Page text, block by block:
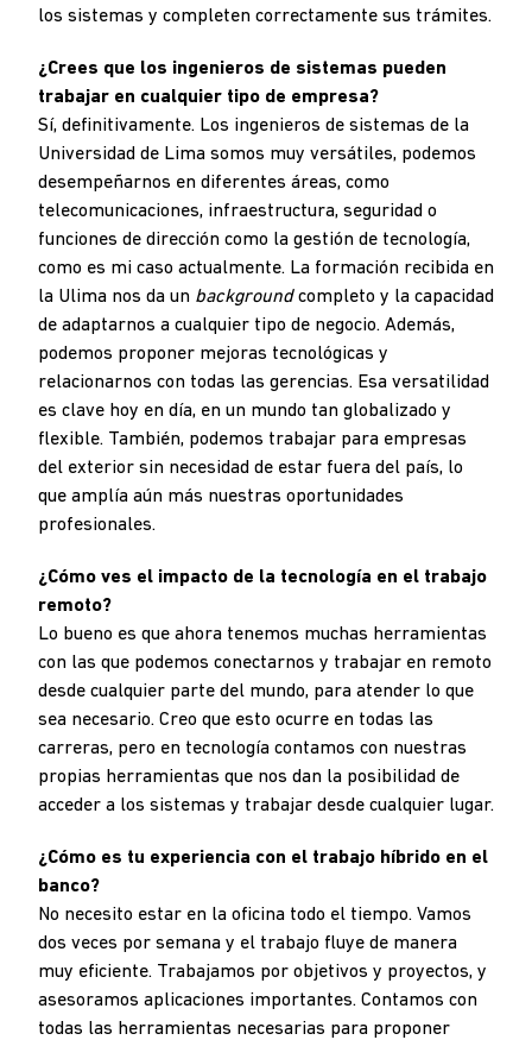
los sistemas y completen correctamente sus trámites.
¿Crees que los ingenieros de sistemas pueden
trabajar en cualquier tipo de empresa?
Sí, definitivamente. Los ingenieros de sistemas de la
Universidad de Lima somos muy versátiles, podemos
desempeñarnos en diferentes áreas, como
telecomunicaciones, infraestructura, seguridad o
funciones de dirección como la gestión de tecnología,
como es mi caso actualmente. La formación recibida en
la Ulima nos da un backgroundcompleto y la capacidad
de adaptarnos a cualquier tipo de negocio. Además,
podemos proponer mejoras tecnológicas y
relacionarnos con todas las gerencias. Esa versatilidad
es clave hoy en día, en un mundo tan globalizado y
flexible. También, podemos trabajar para empresas
del exterior sin necesidad de estar fuera del país, lo
que amplía aún más nuestras oportunidades
profesionales.
¿Cómo ves el impacto de la tecnología en el trabajo
remoto?
Lo bueno es que ahora tenemos muchas herramientas
con las que podemos conectarnos y trabajar en remoto
desde cualquier parte del mundo, para atender lo que
sea necesario. Creo que esto ocurre en todas las
carreras, pero en tecnología contamos con nuestras
propias herramientas que nos dan la posibilidad de
acceder a los sistemas y trabajar desde cualquier lugar.
¿Cómo es tu experiencia con el trabajo híbrido en el
banco?
No necesito estar en la oficina todo el tiempo. Vamos
dos veces por semana y el trabajo fluye de manera
muy eficiente. Trabajamos por objetivos y proyectos, y
asesoramos aplicaciones importantes. Contamos con
todas las herramientas necesarias para proponer